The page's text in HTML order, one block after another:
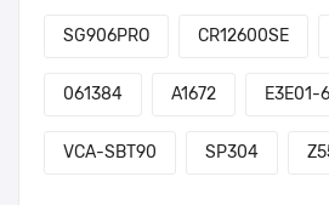
SG906PRO CR12600SE
061384 A1672 E3E01-
VCA-SBT90 SP304